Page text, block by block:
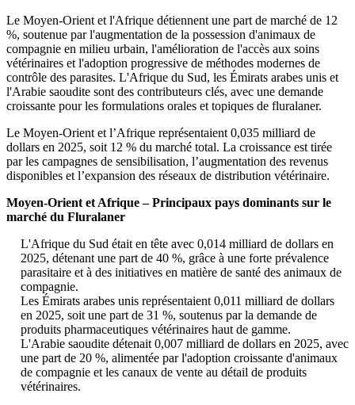
Le Moyen-Orient et l'Afrique détiennent une part de marché de 12
%, soutenue par l'augmentation de la possession d'animaux de
compagnie en milieu urbain, l'amélioration de l'accès aux soins
vétérinaires et l'adoption progressive de méthodes modernes de
contrôle des parasites. L'Afrique du Sud, les Émirats arabes unis et
l'Arabie saoudite sont des contributeurs clés, avec une demande
croissante pour les formulations orales et topiques de fluralaner.
Le Moyen-Orient et l’Afrique représentaient 0,035 milliard de
dollars en 2025, soit 12 % du marché total. La croissance est tirée
par les campagnes de sensibilisation, l’augmentation des revenus
disponibles et l’expansion des réseaux de distribution vétérinaire.
Moyen-Orient et Afrique – Principaux pays dominants sur le
marché du Fluralaner
L'Afrique du Sud était en tête avec 0,014 milliard de dollars en
2025, détenant une part de 40 %, grâce à une forte prévalence
parasitaire et à des initiatives en matière de santé des animaux de
compagnie.
Les Émirats arabes unis représentaient 0,011 milliard de dollars
en 2025, soit une part de 31 %, soutenus par la demande de
produits pharmaceutiques vétérinaires haut de gamme.
L'Arabie saoudite détenait 0,007 milliard de dollars en 2025, avec
une part de 20 %, alimentée par l'adoption croissante d'animaux
de compagnie et les canaux de vente au détail de produits
vétérinaires.